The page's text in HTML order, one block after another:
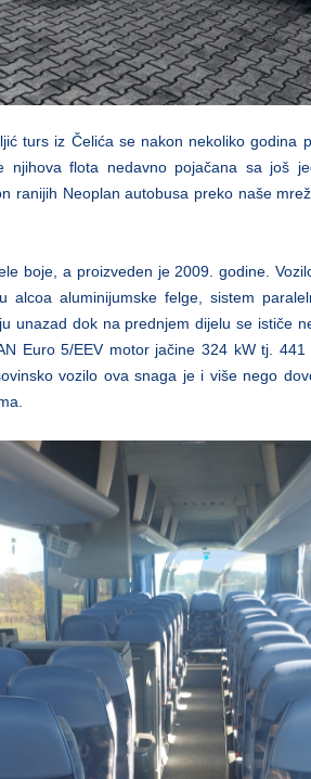
turs iz Čelića se nakon nekoliko godina
njihova flota nedavno pojačana sa još
ranijih Neoplan autobusa preko naše
boje, a proizveden je 2009. godine.
alcoa aluminijumske felge, sistem
unazad dok na prednjem dijelu se ističe
Euro 5/EEV motor jačine 324 kW tj.
vozilo ova snaga je i više nego